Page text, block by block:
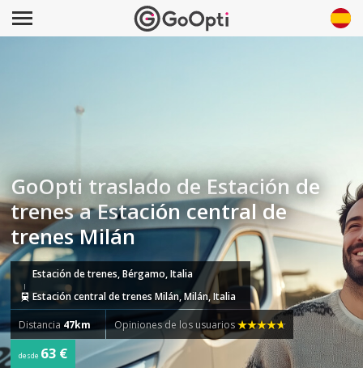
GoOpti traslado de Estación de
trenes a Estación central de
trenes Milán
Estación de trenes, Bérgamo, Italia
Estación central de trenes Milán, Milán, Italia
Distancia 47km Opiniones de los usuarios
desde 63 €